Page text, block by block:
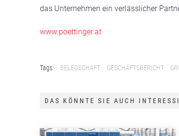
das Unternehmen ein verlässlicher
www.poettinger.at
Tags: BELEGSCHAFT GESCHÄFTSBERICHT
DAS KÖNNTE SIE AUCH